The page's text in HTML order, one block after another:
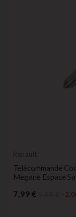
Renault
Télécommande
Megane Espace
7,99 € -